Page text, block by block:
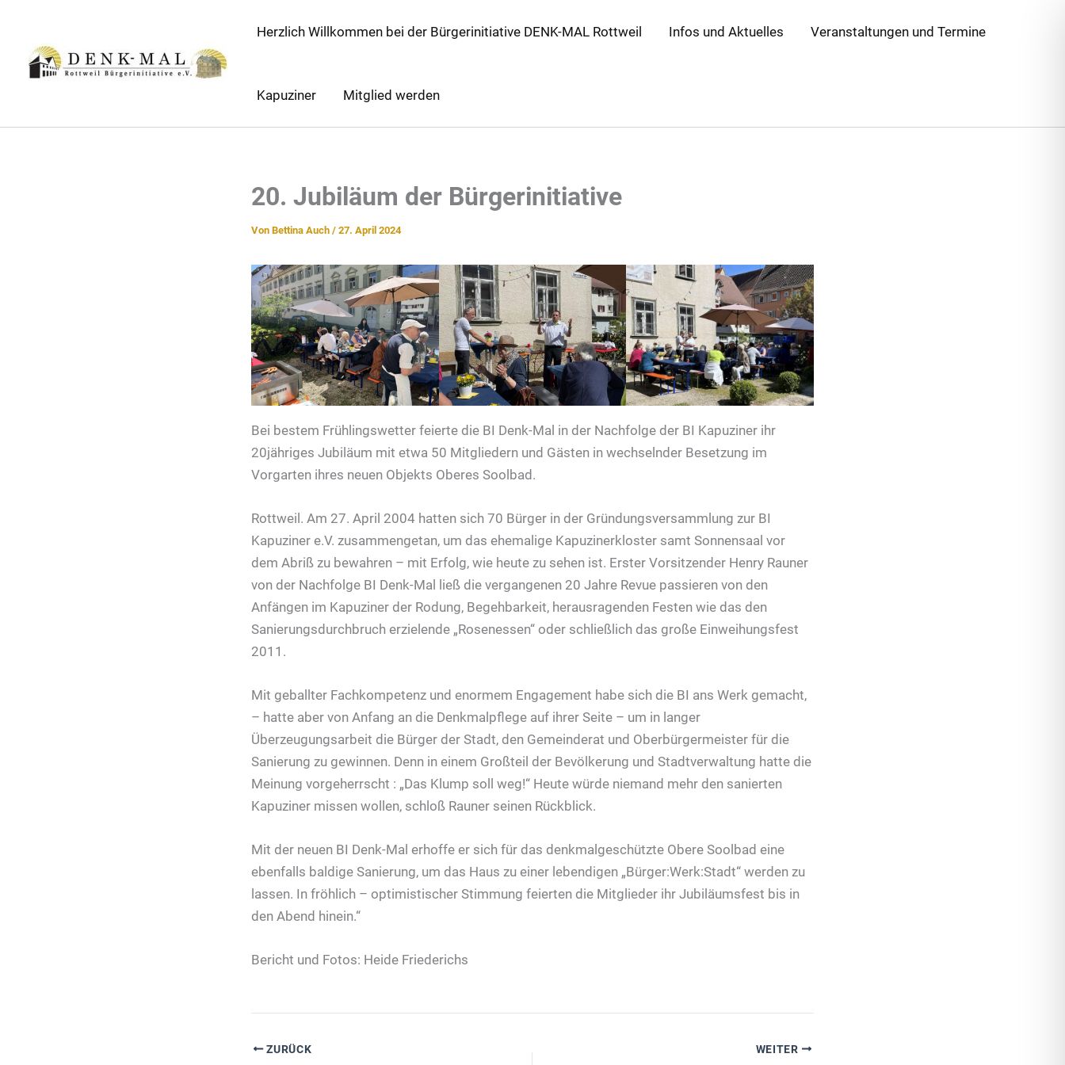
springen
Herzlich Willkommen bei der Bürgerinitiative DENK-MAL Rottweil Infos und Aktuelles Veranstaltungen und Termine
Kapuziner Mitglied werden
20. Jubiläum der Bürgerinitiative
Von Bettina Auch / 27. April 2024
Bei bestem Frühlingswetter feierte die BI Denk-Mal in der Nachfolge der BI Kapuziner ihr
20jähriges Jubiläum mit etwa 50 Mitgliedern und Gästen in wechselnder Besetzung im
Vorgarten ihres neuen Objekts Oberes Soolbad.
Rottweil. Am 27. April 2004 hatten sich 70 Bürger in der Gründungsversammlung zur BI
Kapuziner e.V. zusammengetan, um das ehemalige Kapuzinerkloster samt Sonnensaal vor
dem Abriß zu bewahren – mit Erfolg, wie heute zu sehen ist. Erster Vorsitzender Henry Rauner
von der Nachfolge BI Denk-Mal ließ die vergangenen 20 Jahre Revue passieren von den
Anfängen im Kapuziner der Rodung, Begehbarkeit, herausragenden Festen wie das den
Sanierungsdurchbruch erzielende „Rosenessen“ oder schließlich das große Einweihungsfest
2011.
Mit geballter Fachkompetenz und enormem Engagement habe sich die BI ans Werk gemacht,
– hatte aber von Anfang an die Denkmalpflege auf ihrer Seite – um in langer
Überzeugungsarbeit die Bürger der Stadt, den Gemeinderat und Oberbürgermeister für die
Sanierung zu gewinnen. Denn in einem Großteil der Bevölkerung und Stadtverwaltung hatte die
Meinung vorgeherrscht : „Das Klump soll weg!“ Heute würde niemand mehr den sanierten
Kapuziner missen wollen, schloß Rauner seinen Rückblick.
Mit der neuen BI Denk-Mal erhoffe er sich für das denkmalgeschützte Obere Soolbad eine
ebenfalls baldige Sanierung, um das Haus zu einer lebendigen „Bürger:Werk:Stadt“ werden zu
lassen. In fröhlich – optimistischer Stimmung feierten die Mitglieder ihr Jubiläumsfest bis in
den Abend hinein.“
Bericht und Fotos: Heide Friederichs
ZURÜCK WEITER